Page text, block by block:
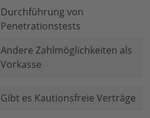
Durchführung von
Penetrationstests
Andere Zahlmöglichkeiten als
Vorkasse
Gibt es Kautionsfreie Verträge